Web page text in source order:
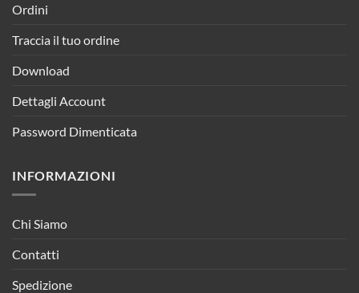
Ordini
Traccia il tuo ordine
Download
Dettagli Account
Password Dimenticata
INFORMAZIONI
Chi Siamo
Contatti
Spedizione